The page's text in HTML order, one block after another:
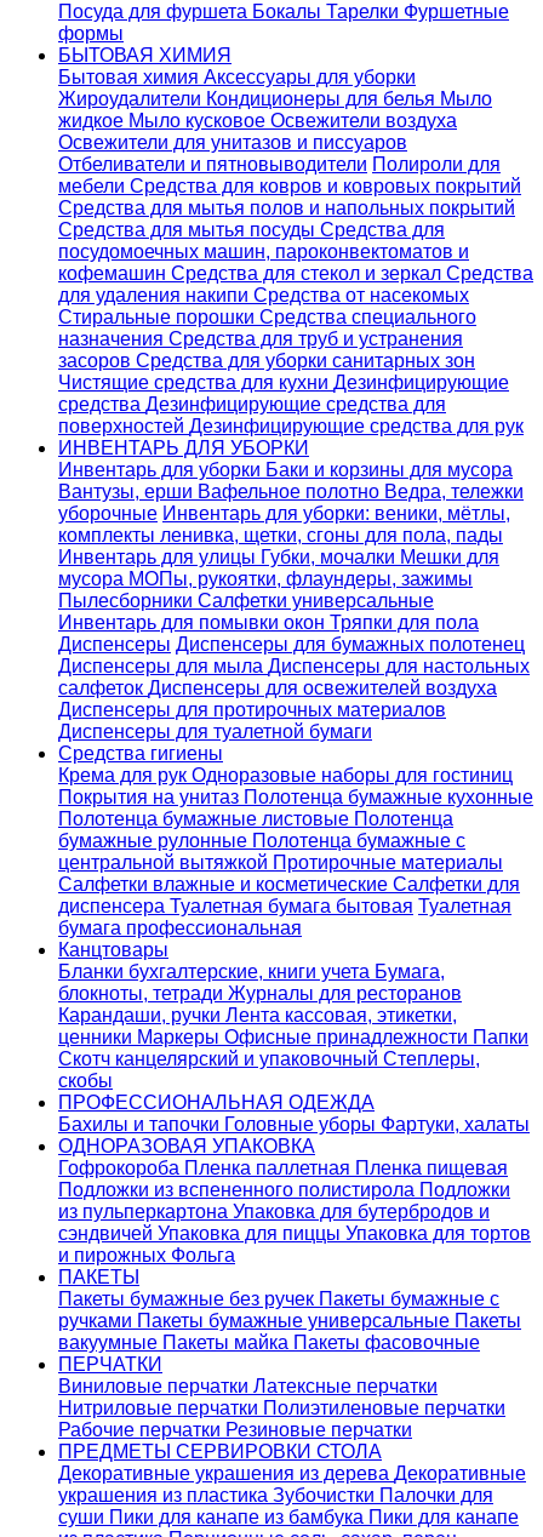
Посуда для фуршета Бокалы Тарелки Фуршетные
формы
БЫТОВАЯ ХИМИЯ
Бытовая химия Аксессуары для уборки
Жироудалители Кондиционеры для белья Мыло
жидкое Мыло кусковое Освежители воздуха
Освежители для унитазов и писсуаров
Отбеливатели и пятновыводители Полироли для
мебели Средства для ковров и ковровых покрытий
Средства для мытья полов и напольных покрытий
Средства для мытья посуды Средства для
посудомоечных машин, пароконвектоматов и
кофемашин Средства для стекол и зеркал Средства
для удаления накипи Средства от насекомых
Стиральные порошки Cредства специального
назначения Средства для труб и устранения
засоров Средства для уборки санитарных зон
Чистящие средства для кухни Дезинфицирующие
средства Дезинфицирующие средства для
поверхностей Дезинфицирующие средства для рук
ИНВЕНТАРЬ ДЛЯ УБОРКИ
Инвентарь для уборки Баки и корзины для мусора
Вантузы, ерши Вафельное полотно Ведра, тележки
уборочные Инвентарь для уборки: веники, мётлы,
комплекты ленивка, щетки, сгоны для пола, пады
Инвентарь для улицы Губки, мочалки Мешки для
мусора МОПы, рукоятки, флаундеры, зажимы
Пылесборники Салфетки универсальные
Инвентарь для помывки окон Тряпки для пола
Диспенсеры Диспенсеры для бумажных полотенец
Диспенсеры для мыла Диспенсеры для настольных
салфеток Диспенсеры для освежителей воздуха
Диспенсеры для протирочных материалов
Диспенсеры для туалетной бумаги
Средства гигиены
Крема для рук Одноразовые наборы для гостиниц
Покрытия на унитаз Полотенца бумажные кухонные
Полотенца бумажные листовые Полотенца
бумажные рулонные Полотенца бумажные с
центральной вытяжкой Протирочные материалы
Салфетки влажные и косметические Салфетки для
диспенсера Туалетная бумага бытовая Туалетная
бумага профессиональная
Канцтовары
Бланки бухгалтерские, книги учета Бумага,
блокноты, тетради Журналы для ресторанов
Карандаши, ручки Лента кассовая, этикетки,
ценники Маркеры Офисные принадлежности Папки
Скотч канцелярский и упаковочный Степлеры,
скобы
ПРОФЕССИОНАЛЬНАЯ ОДЕЖДА
Бахилы и тапочки Головные уборы Фартуки, халаты
ОДНОРАЗОВАЯ УПАКОВКА
Гофрокороба Пленка паллетная Пленка пищевая
Подложки из вспененного полистирола Подложки
из пульперкартона Упаковка для бутербродов и
сэндвичей Упаковка для пиццы Упаковка для тортов
и пирожных Фольга
ПАКЕТЫ
Пакеты бумажные без ручек Пакеты бумажные с
ручками Пакеты бумажные универсальные Пакеты
вакуумные Пакеты майка Пакеты фасовочные
ПЕРЧАТКИ
Виниловые перчатки Латексные перчатки
Нитриловые перчатки Полиэтиленовые перчатки
Рабочие перчатки Резиновые перчатки
ПРЕДМЕТЫ СЕРВИРОВКИ СТОЛА
Декоративные украшения из дерева Декоративные
украшения из пластика Зубочистки Палочки для
суши Пики для канапе из бамбука Пики для канапе